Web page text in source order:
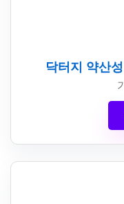
닥터지 약산